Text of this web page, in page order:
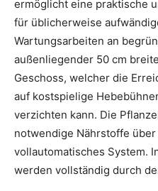
ermöglicht eine praktische
für üblicherweise
Wartungsarbeiten an
außenliegender 50 cm
Geschoss, welcher die
auf kostspielige
verzichten kann. Die
notwendige Nährstoffe
vollautomatisches System.
werden vollständig durch